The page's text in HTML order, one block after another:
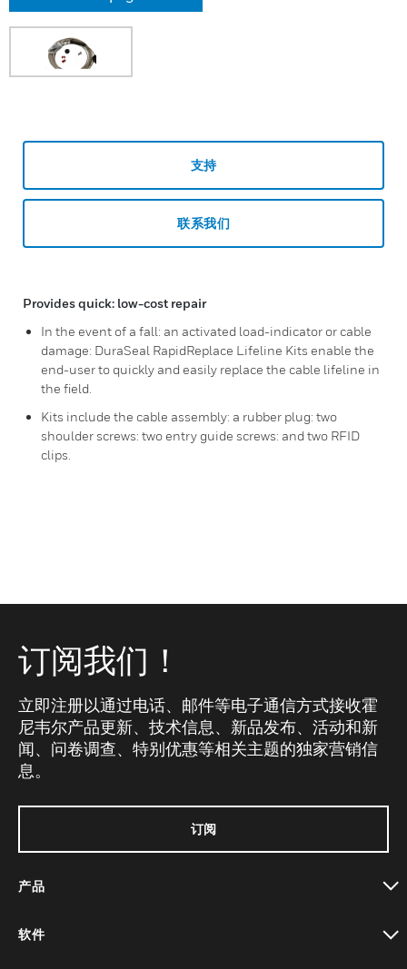
支持
联系我们
Provides quick: low-cost repair
In the event of a fall: an activated load-indicator or cable
damage: DuraSeal RapidReplace Lifeline Kits enable the
end-user to quickly and easily replace the cable lifeline in
the field.
Kits include the cable assembly: a rubber plug: two
shoulder screws: two entry guide screws: and two RFID
clips.
订阅我们！
立即注册以通过电话、邮件等电子通信方式接收霍
尼韦尔产品更新、技术信息、新品发布、活动和新
闻、问卷调查、特别优惠等相关主题的独家营销信
息。
订阅
产品
软件